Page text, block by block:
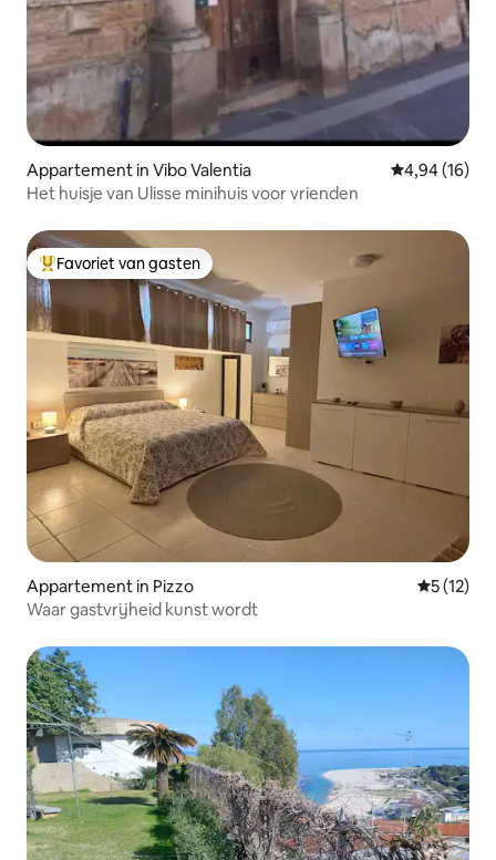
Appartement in Vibo Valentia Gemiddelde
4,94 (16)
Het huisje van Ulisse minihuis voor vrienden
Topfavoriet van gasten
Favoriet van gasten
Appartement in Pizzo
5 (12)
Waar gastvrijheid kunst wordt